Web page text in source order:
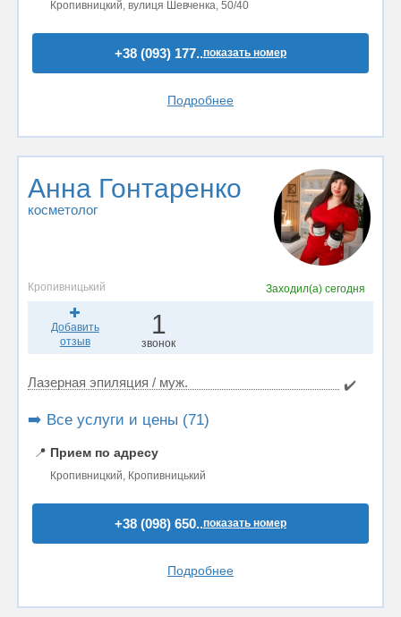
Кропивницкий, вулиця Шевченка, 50/40
+38 (093) 177..показать номер
Подробнее
Анна Гонтаренко
косметолог
Кропивницький Заходил(а)сегодня
Добавить
отзыв
1
звонок
Лазерная эпиляция / муж. ✔️
➡️ Все услуги и цены (71)
📍 Прием по адресу
Кропивницкий, Кропивницький
+38 (098) 650..показать номер
Подробнее